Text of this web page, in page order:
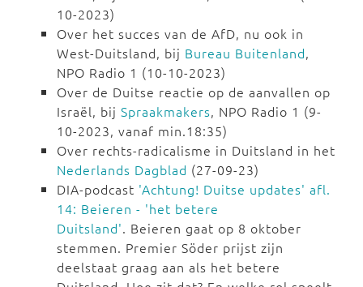
10-2023)
Over het succes van de AfD, nu ook in
West-Duitsland, bij Bureau Buitenland,
NPO Radio 1 (10-10-2023)
Over de Duitse reactie op de aanvallen op
Israël, bij Spraakmakers, NPO Radio 1 (9-
10-2023, vanaf min.18:35)
Over rechts-radicalisme in Duitsland in het
Nederlands Dagblad (27-09-23)
DIA-podcast 'Achtung! Duitse updates' afl.
14: Beieren - 'het betere
Duitsland'. Beieren gaat op 8 oktober
stemmen. Premier Söder prijst zijn
deelstaat graag aan als het betere